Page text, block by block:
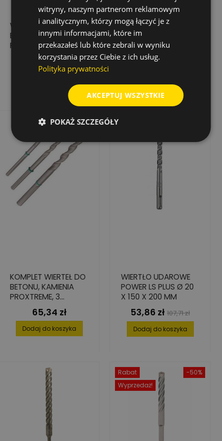
WIERTŁO UDAROWE
BIONIC PRO SDS-
PLUS, 6,0X 50/110
Cena
13,76 zł
WIERTŁO UDAROWE
BIONIC PRO SDS-
PLUS, 8,0X200/260
Cena
24,96 zł
KOMPLET WIERTEŁ DO
BETONU, KAMIENIA
PROXTREME, 3
ELEMENTY: 5/6/8
Cena
65,34 zł
Dodaj do koszyka
Rabat
WIERTŁO UDAROWE
POWER LS PLUS Ø 20
X 150 X 200 MM
Cena
53,86 zł Cena
podstawowa
107,71 zł
Dodaj do koszyka
-50%
Rabat
Wyprzedaż!
witryny, naszym partnerom reklamowym
i analitycznym, którzy mogą łączyć je z
innymi informacjami, które im
przekazałeś lub które zebrali w wyniku
korzystania przez Ciebie z ich usług.
Polityka prywatności
AKCEPTUJ WSZYSTKIE
POKAŻ SZCZEGÓŁY